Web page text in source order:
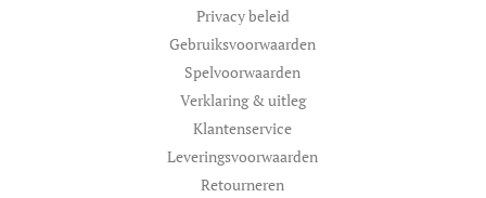
Privacy beleid
Gebruiksvoorwaarden
Spelvoorwaarden
Verklaring & uitleg
Klantenservice
Leveringsvoorwaarden
Retourneren